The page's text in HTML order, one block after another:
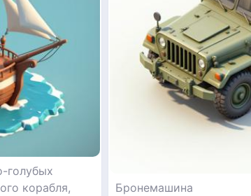
голубых
корабля,
Бронемашина